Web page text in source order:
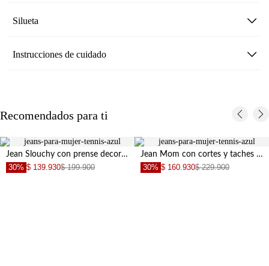
Silueta
Instrucciones de cuidado
Recomendados para ti
Jean Slouchy con prense decorativo azul para mujer
30% $ 139.930$ 199.900
Jean Mom con cortes y taches azul para mujer
30% $ 160.930$ 229.900